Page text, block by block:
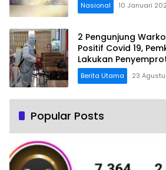
Nasional 10 Januari
2 Pengunjung
Positif Covid 19,
Lakukan
Berita Utama 23
Popular Posts